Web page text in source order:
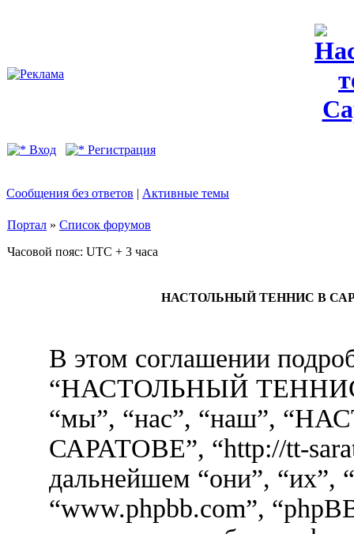
Вход Регистрация
Сообщения без ответов | Активные темы
Портал » Список форумов
Часовой пояс: UTC + 3 часа
НАСТОЛЬНЫЙ ТЕННИС В
В этом соглашении
“НАСТОЛЬНЫЙ ТЕННИС
“мы”, “нас”, “наш”,
САРАТОВЕ”, “http://tt-
дальнейшем “они”, “их”,
“www.phpbb.com”,